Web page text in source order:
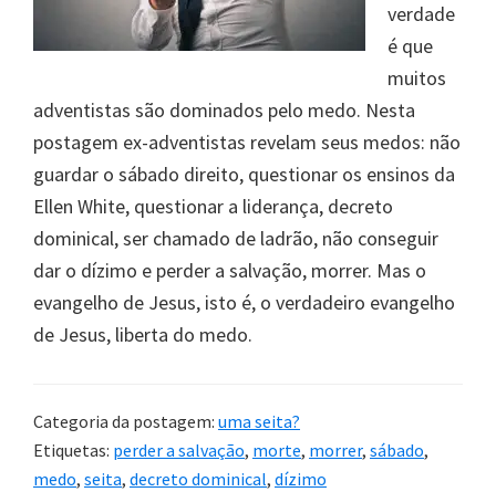
verdade
é que
muitos
adventistas são dominados pelo medo. Nesta
postagem ex-adventistas revelam seus medos: não
guardar o sábado direito, questionar os ensinos da
Ellen White, questionar a liderança, decreto
dominical, ser chamado de ladrão, não conseguir
dar o dízimo e perder a salvação, morrer. Mas o
evangelho de Jesus, isto é, o verdadeiro evangelho
de Jesus, liberta do medo.
Categoria da postagem: uma seita?
Etiquetas: perder a salvação, morte, morrer, sábado,
medo, seita, decreto dominical, dízimo